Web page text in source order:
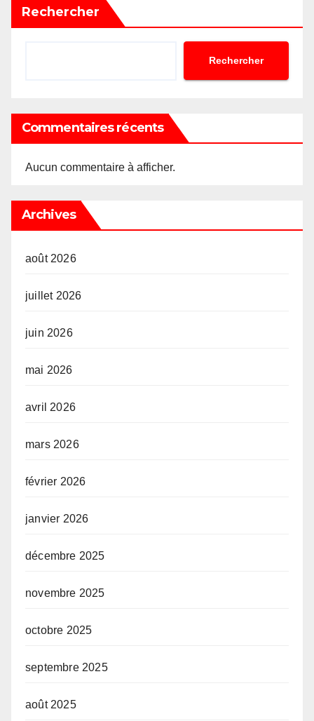
Rechercher
Rechercher
Commentaires récents
Aucun commentaire à afficher.
Archives
août 2026
juillet 2026
juin 2026
mai 2026
avril 2026
mars 2026
février 2026
janvier 2026
décembre 2025
novembre 2025
octobre 2025
septembre 2025
août 2025